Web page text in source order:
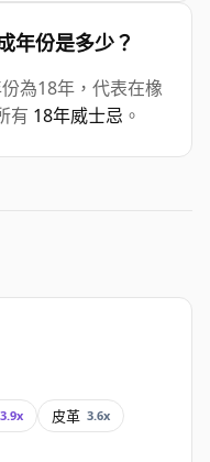
年份是多少？
為18年，代表在橡
有 18年威士忌 。
3.9x 皮革 3.6x